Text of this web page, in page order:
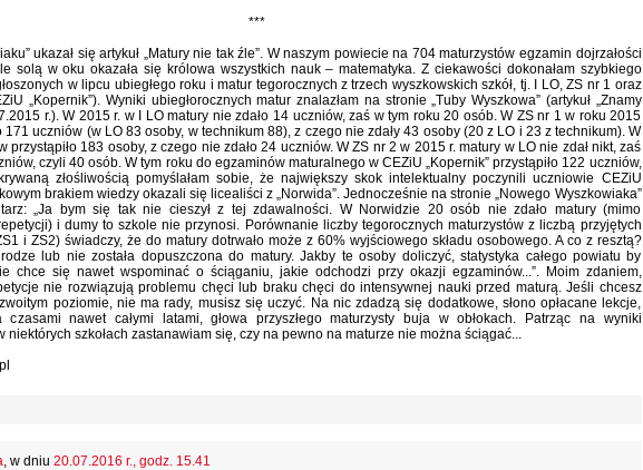
***
ukazał się artykuł „Matury nie tak źle”. W naszym powiecie na 704 maturzystów egzamin dojrzałości
solą w oku okazała się królowa wszystkich nauk – matematyka. Z ciekawości dokonałam szybkiego
w lipcu ubiegłego roku i matur tegorocznych z trzech wyszkowskich szkół, tj. I LO, ZS nr 1 oraz
„Kopernik”). Wyniki ubiegłorocznych matur znalazłam na stronie „Tuby Wyszkowa” (artykuł „Znamy
r.). W 2015 r. w I LO matury nie zdało 14 uczniów, zaś w tym roku 20 osób. W ZS nr 1 w roku 2015
171 uczniów (w LO 83 osoby, w technikum 88), z czego nie zdały 43 osoby (20 z LO i 23 z technikum). W
przystąpiło 183 osoby, z czego nie zdało 24 uczniów. W ZS nr 2 w 2015 r. matury w LO nie zdał nikt, zaś
czyli 40 osób. W tym roku do egzaminów maturalnego w CEZiU „Kopernik” przystąpiło 122 uczniów,
złośliwością pomyślałam sobie, że największy skok intelektualny poczynili uczniowie CEZiU
brakiem wiedzy okazali się licealiści z „Norwida”. Jednocześnie na stronie „Nowego Wyszkowiaka”
„Ja bym się tak nie cieszył z tej zdawalności. W Norwidzie 20 osób nie zdało matury (mimo
i dumy to szkole nie przynosi. Porównanie liczby tegorocznych maturzystów z liczbą przyjętych
i ZS2) świadczy, że do matury dotrwało może z 60% wyjściowego składu osobowego. A co z resztą?
lub nie została dopuszczona do matury. Jakby te osoby doliczyć, statystyka całego powiatu by
chce się nawet wspominać o ściąganiu, jakie odchodzi przy okazji egzaminów...”. Moim zdaniem,
nie rozwiązują problemu chęci lub braku chęci do intensywnej nauki przed maturą. Jeśli chcesz
poziomie, nie ma rady, musisz się uczyć. Na nic zdadzą się dodatkowe, słono opłacane lekcje,
nawet całymi latami, głowa przyszłego maturzysty buja w obłokach. Patrząc na wyniki
niektórych szkołach zastanawiam się, czy na pewno na maturze nie można ściągać...
, w dniu 20.07.2016 r., godz. 15.41